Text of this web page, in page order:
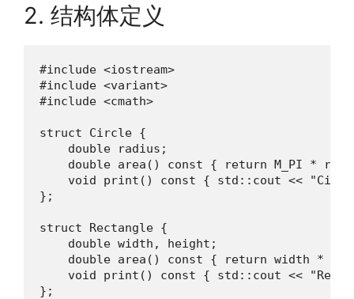
2. 结构体定义
#include <iostream>
#include <variant>
#include <cmath>
struct Circle {
    double radius;
double area() const { return M_PI *
void print() const { std::cout <<
};
struct Rectangle {
    double width, height;
double area() const { return width *
void print() const { std::cout <<
};